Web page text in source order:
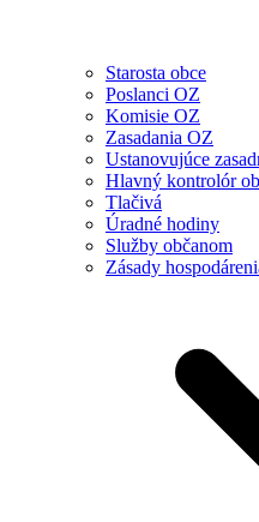
Starosta obce
Poslanci OZ
Komisie OZ
Zasadania OZ
Ustanovujúce
Hlavný kontrolór
Tlačivá
Úradné hodiny
Služby občanom
Zásady